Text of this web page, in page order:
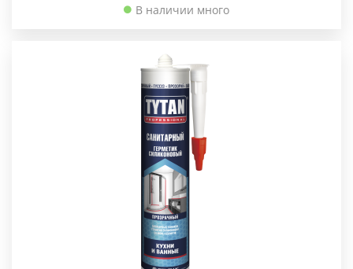
В наличии много